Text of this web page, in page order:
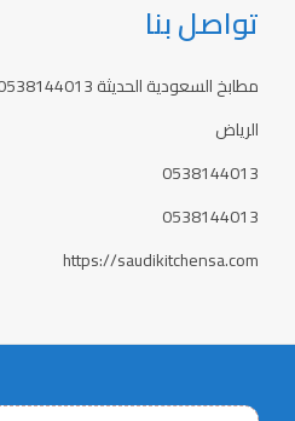
تواصل بنا
مطابخ السعودية الحديثة 0538144013
الرياض
0538144013
0538144013
https://saudikitchensa.com